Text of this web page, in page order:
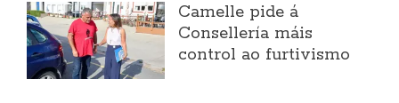
Camelle pide á
Consellería máis
control ao furtivismo